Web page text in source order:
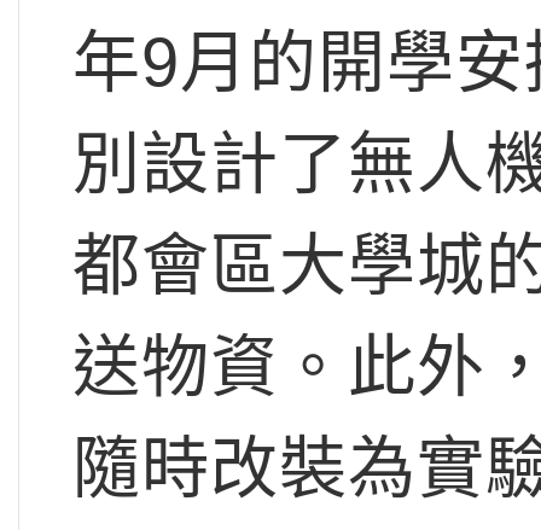
年9月的開學
別設計了無人
都會區大學城
送物資。此外
隨時改裝為實